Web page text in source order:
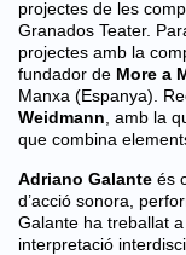
projectes de les
Granados Teater.
projectes amb la
fundador de More a
Manxa (Espanya).
Weidmann , amb la
que combina
Adriano Galante és
d’acció sonora,
Galante ha treballat
interpretació